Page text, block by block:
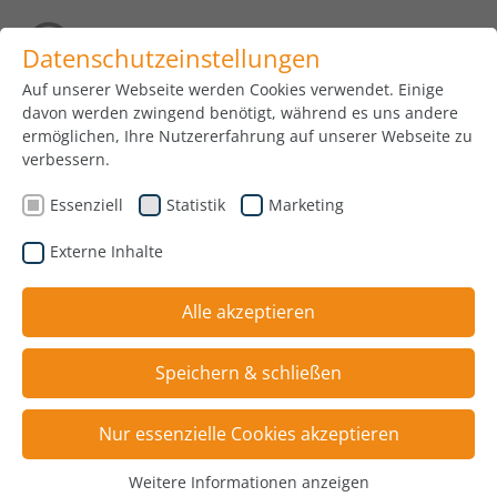
01.09.2020
von links: Stefan Killinger (Ausbilder), Daniel Heining,
Ogulcan Gürün, Valerius Saposchnikov
Datenschutzeinstellungen
Auf unserer Webseite werden Cookies verwendet. Einige
davon werden zwingend benötigt, während es uns andere
ermöglichen, Ihre Nutzererfahrung auf unserer Webseite zu
verbessern.
Essenziell Statistik Marketing
Externe Inhalte
Alle akzeptieren
Speichern & schließen
Nur essenzielle Cookies akzeptieren
Weitere Informationen anzeigen